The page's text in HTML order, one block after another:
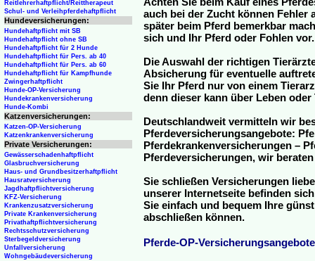
Achten Sie beim Kauf eines
auch bei der Zucht können Fehler
später beim Pferd bemerkbar
sich und Ihr Pferd oder Fohlen vor.
Die Auswahl der richtigen
Absicherung für eventuelle
Sie Ihr Pferd nur von einem
denn dieser kann über Leben
Deutschlandweit vermitteln wir
Pferdeversicherungsangebote:
Pferdekrankenversicherungen –
Pferdeversicherungen, wir
Sie schließen Versicherungen
unserer Internetseite befinden
Sie einfach und bequem Ihre
abschließen können.
Pferde-OP-Versicherungsangebote
Reitlehrerhaftpflicht/Reittherapeut
Schul- und Verleihpferdehaftpflicht
Hundeversicherungen:
Hundehaftpflicht mit SB
Hundehaftpflicht ohne SB
Hundehaftpflicht für 2 Hunde
Hundehaftpflicht für Pers. ab 40
Hundehaftpflicht für Pers. ab 60
Hundehaftpflicht für Kampfhunde
Zwingerhaftpflicht
Hunde-OP-Versicherung
Hundekrankenversicherung
Hunde-Kombi
Katzenversicherungen:
Katzen-OP-Versicherung
Katzenkrankenversicherung
Private Versicherungen:
Gewässerschadenhaftpflicht
Glasbruchversicherung
Haus- und Grundbesitzerhaftpflicht
Hausratversicherung
Jagdhaftpflichtversicherung
KFZ-Versicherung
Krankenzusatzversicherung
Private Krankenversicherung
Privathaftpflichtversicherung
Rechtsschutzversicherung
Sterbegeldversicherung
Unfallversicherung
Wohngebäudeversicherung